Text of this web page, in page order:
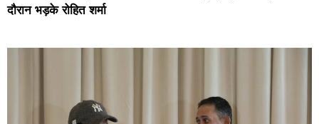
दौरान भड़के रोहित शर्मा